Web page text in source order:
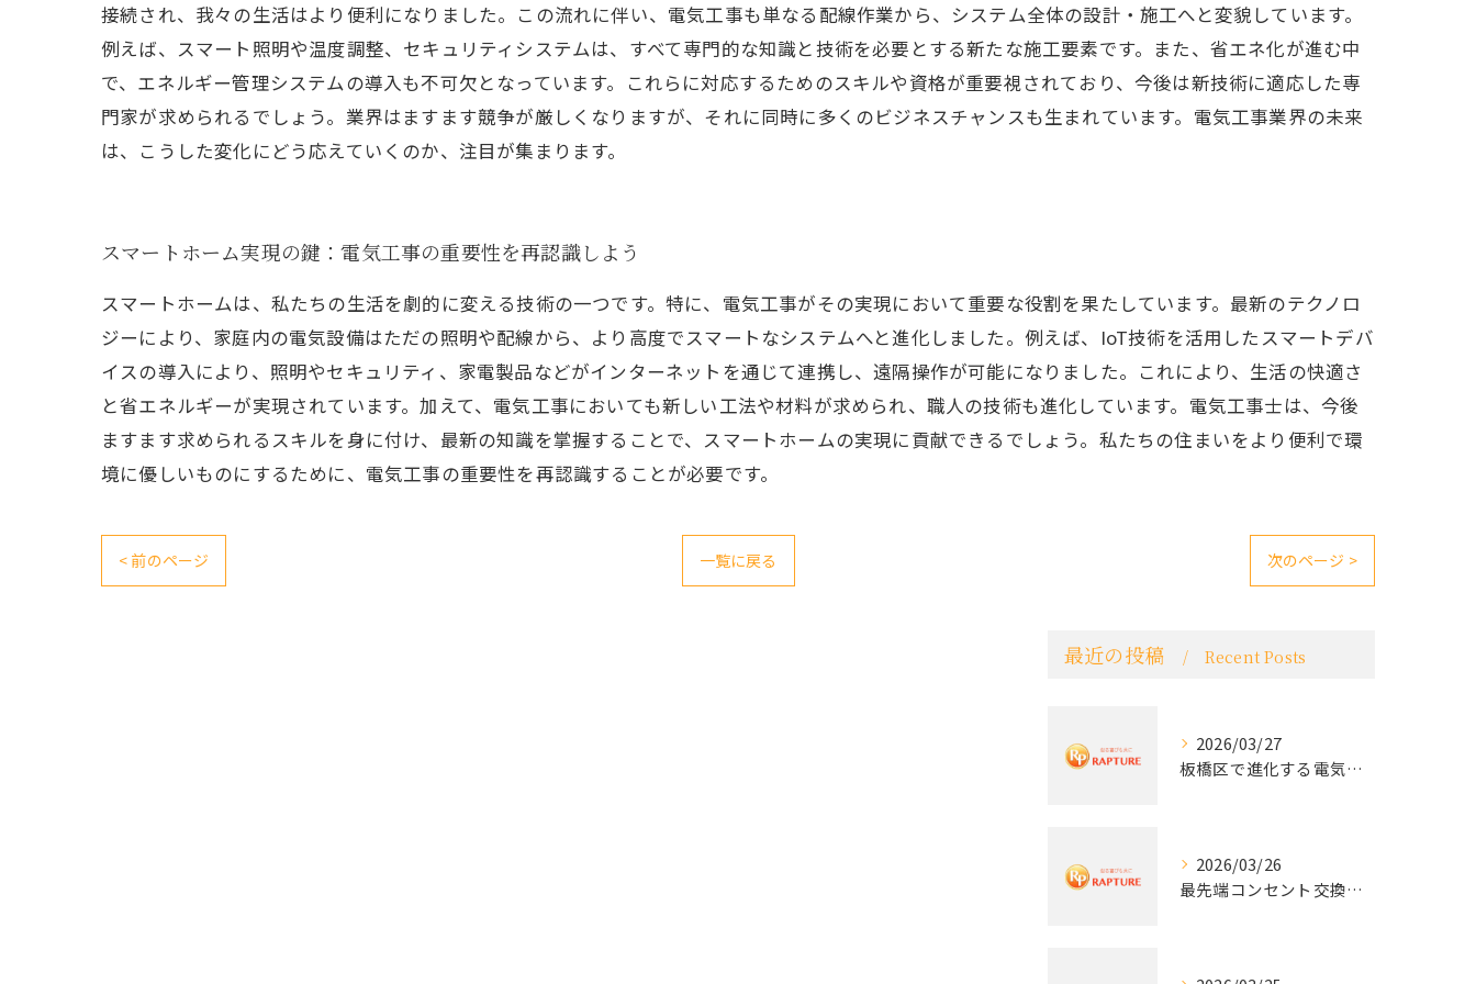
接続され、我々の生活はより便利になりました。この流れに伴い、電気工事も単なる配線作業から、システム全体の設計・施工へと変貌しています。
例えば、スマート照明や温度調整、セキュリティシステムは、すべて専門的な知識と技術を必要とする新たな施工要素です。また、省エネ化が進む中
で、エネルギー管理システムの導入も不可欠となっています。これらに対応するためのスキルや資格が重要視されており、今後は新技術に適応した専
門家が求められるでしょう。業界はますます競争が厳しくなりますが、それに同時に多くのビジネスチャンスも生まれています。電気工事業界の未来
は、こうした変化にどう応えていくのか、注目が集まります。
スマートホーム実現の鍵：電気工事の重要性を再認識しよう
スマートホームは、私たちの生活を劇的に変える技術の一つです。特に、電気工事がその実現において重要な役割を果たしています。最新のテクノロ
ジーにより、家庭内の電気設備はただの照明や配線から、より高度でスマートなシステムへと進化しました。例えば、IoT技術を活用したスマートデバ
イスの導入により、照明やセキュリティ、家電製品などがインターネットを通じて連携し、遠隔操作が可能になりました。これにより、生活の快適さ
と省エネルギーが実現されています。加えて、電気工事においても新しい工法や材料が求められ、職人の技術も進化しています。電気工事士は、今後
ますます求められるスキルを身に付け、最新の知識を掌握することで、スマートホームの実現に貢献できるでしょう。私たちの住まいをより便利で環
境に優しいものにするために、電気工事の重要性を再認識することが必要です。
< 前のページ 一覧に戻る 次のページ >
最近の投稿 Recent Posts
2026/03/27
板橋区で進化する電気工事と最新コンセント交換技術
2026/03/26
最先端コンセント交換で快適な生活を実現する電気工事の技術